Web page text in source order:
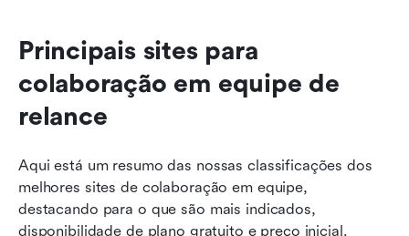
Principais sites para
colaboração em equipe de
relance
Aqui está um resumo das nossas classificações dos
melhores sites de colaboração em equipe,
destacando para o que são mais indicados,
disponibilidade de plano gratuito e preço inicial.